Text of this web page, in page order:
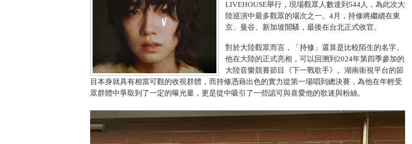
LIVEHOUSE舉行，現場觀眾人數達到544人，為此次大
陸巡演中最多觀眾的場次之一。4月，持修將繼續在東
京、曼谷、新加坡開騷，最後在台北正式收官。
對於大陸觀眾而言，「持修」還算是比較陌生的名字。
他在大陸的正式亮相，可以回溯到2024年第四季參加的
大陸音樂競賽節目《下一戰歌手》。湖南衛視平台的節
目本身就具有相當可觀的收視群體，而持修憑藉出色的實力從第一場唱到總決賽，為他在年輕受
眾群體中爭取到了一定的曝光量，更是從中吸引了一些認可與喜愛他的歌迷與粉絲。